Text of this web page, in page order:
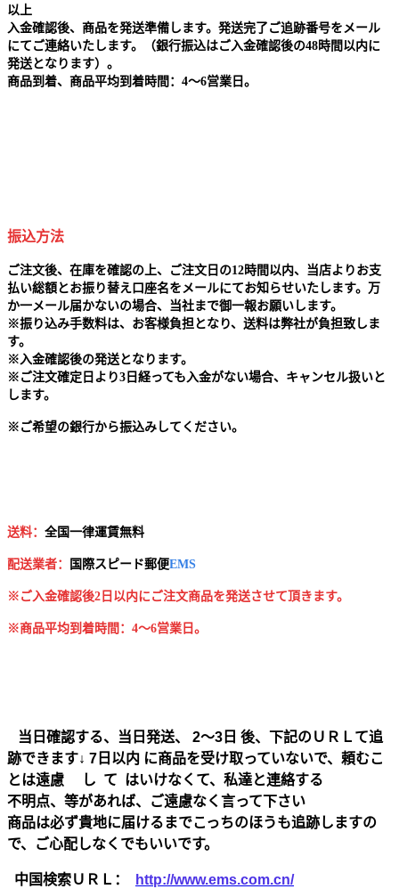
以上
入金確認後、商品を発送準備します。発送完了ご追跡番号をメール
にてご連絡いたします。（銀行振込はご入金確認後の48時間以内に
発送となります）。
商品到着、商品平均到着時間：4～6営業日。
振込方法
ご注文後、在庫を確認の上、ご注文日の12時間以内、当店よりお支
払い総額とお振り替え口座名をメールにてお知らせいたします。万
か一メール届かないの場合、当社まで御一報お願いします。
※振り込み手数料は、お客様負担となり、送料は弊社が負担致しま
す。
※ 入金確認後の発送となります。
※ ご注文確定日より3日経っても入金がない場合、キャンセル扱いと
します。
※ ご希望の銀行から振込みしてください。
送料： 全国一律運賃無料
配送業者： 国 際スピード郵便EMS
※ご入金確認後2日以内にご注文商品を発送させて頂きます。
※商品平均到着時間：4～6営業日。
当日確認する、当日発送、 2～3日 後、下記のＵＲＬて追
跡できます↓ 7日以内 に商品を受け取っていないで、頼むこ
とは遠慮 し て はいけなくて、私達と連絡する
不明点、等があれば、ご遠慮なく言って下さい
商品は必ず貴地に届けるまでこっちのほうも追跡しますの
で、ご心配しなくでもいいです。
中国検索ＵＲＬ： http://www.ems.com.cn/